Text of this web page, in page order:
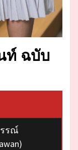
ท์ ฉบับ
รณ์